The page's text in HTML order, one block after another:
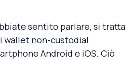
sentito parlare, si tratta
wallet non-custodial
Android e iOS. Ciò